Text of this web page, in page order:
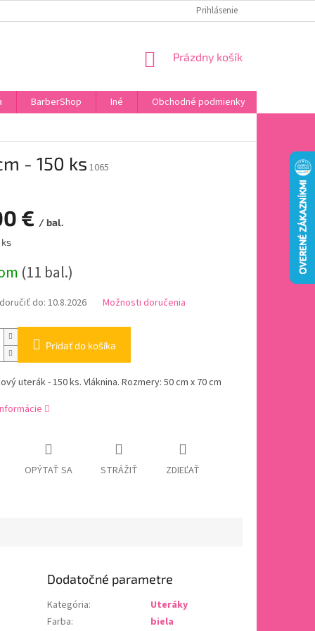
HODNOTENIE OBCHODUPrihlásenie
NÁKUPNÝ
Prázdny košík
BarberShop Iné Obchodné podmienky
- 150 ks 1065
€ / bal.
(11 bal.)
do: 10.8.2026 Možnosti doručenia
Pridať do košíka
uterák - 150 ks. Vláknina. Rozmery: 50 cm x 70 cm
OPÝTAŤ SA STRÁŽIŤ ZDIEĽAŤ
Dodatočné parametre
Kategória:
Uteráky
Farba:
biela